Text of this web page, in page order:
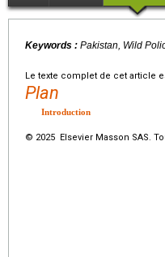
Keywords : Pakistan, Wild
Le texte complet de cet article
Plan
Introduction
© 2025 Elsevier Masson SAS.